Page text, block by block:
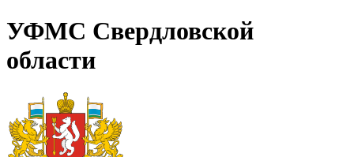
УФМС Свердловской
области